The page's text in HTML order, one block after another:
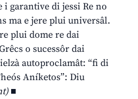
i garantive di jessi Re no
ma e jere plui universâl.
plui dome re dai
o sucessôr dai
autoproclamât: “fi di
Aníketos”: Diu
■